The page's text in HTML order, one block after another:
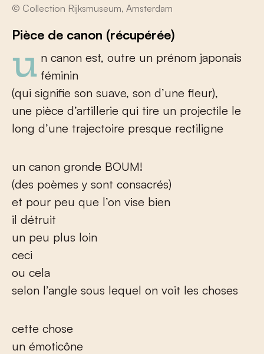
© Collection Rijksmuseum, Amsterdam
Pièce de canon (récupérée)
un canon est, outre un prénom japonais féminin
(qui signifie son suave, son d’une fleur),
une pièce d’artillerie qui tire un projectile le
long d’une trajectoire presque rectiligne
un canon gronde BOUM!
(des poèmes y sont consacrés)
et pour peu que l’on vise bien
il détruit
un peu plus loin
ceci
ou cela
selon l’angle sous lequel on voit les choses
cette chose
un émoticône